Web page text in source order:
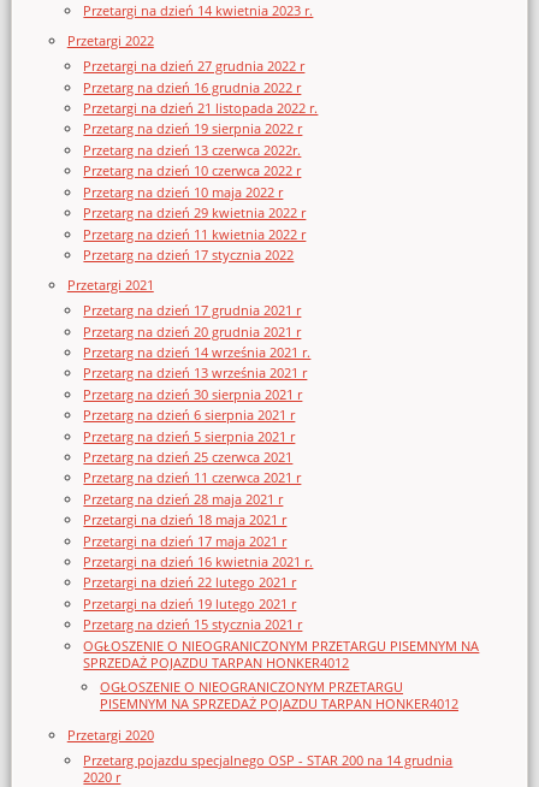
Przetargi na dzień 14 kwietnia 2023 r.
Przetargi 2022
Przetargi na dzień 27 grudnia 2022 r
Przetarg na dzień 16 grudnia 2022 r
Przetargi na dzień 21 listopada 2022 r.
Przetarg na dzień 19 sierpnia 2022 r
Przetarg na dzień 13 czerwca 2022r.
Przetarg na dzień 10 czerwca 2022 r
Przetarg na dzień 10 maja 2022 r
Przetarg na dzień 29 kwietnia 2022 r
Przetarg na dzień 11 kwietnia 2022 r
Przetarg na dzień 17 stycznia 2022
Przetargi 2021
Przetarg na dzień 17 grudnia 2021 r
Przetarg na dzień 20 grudnia 2021 r
Przetarg na dzień 14 września 2021 r.
Przetarg na dzień 13 września 2021 r
Przetarg na dzień 30 sierpnia 2021 r
Przetarg na dzień 6 sierpnia 2021 r
Przetarg na dzień 5 sierpnia 2021 r
Przetarg na dzień 25 czerwca 2021
Przetarg na dzień 11 czerwca 2021 r
Przetarg na dzień 28 maja 2021 r
Przetargi na dzień 18 maja 2021 r
Przetargi na dzień 17 maja 2021 r
Przetargi na dzień 16 kwietnia 2021 r.
Przetargi na dzień 22 lutego 2021 r
Przetargi na dzień 19 lutego 2021 r
Przetarg na dzień 15 stycznia 2021 r
OGŁOSZENIE O NIEOGRANICZONYM PRZETARGU PISEMNYM NA
SPRZEDAŻ POJAZDU TARPAN HONKER4012
OGŁOSZENIE O NIEOGRANICZONYM PRZETARGU
PISEMNYM NA SPRZEDAŻ POJAZDU TARPAN HONKER4012
Przetargi 2020
Przetarg pojazdu specjalnego OSP - STAR 200 na 14 grudnia
2020 r